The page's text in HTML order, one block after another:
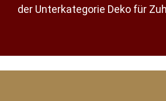
der Unterkategorie Deko für